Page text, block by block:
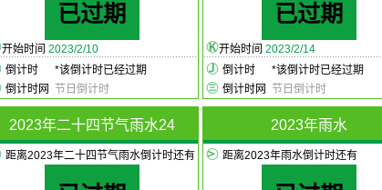
已过期
开始时间 2023/2/10
倒计时
*该倒计时已经过期
倒计时网
节日倒计时
已过期
开始时间 2023/2/14
倒计时
*该倒计时已经过期
倒计时网
节日倒计时
2023年二十四节气雨水24
距离2023年二十四节气雨水倒计时还有
2023年雨水
距离2023年雨水倒计时还有